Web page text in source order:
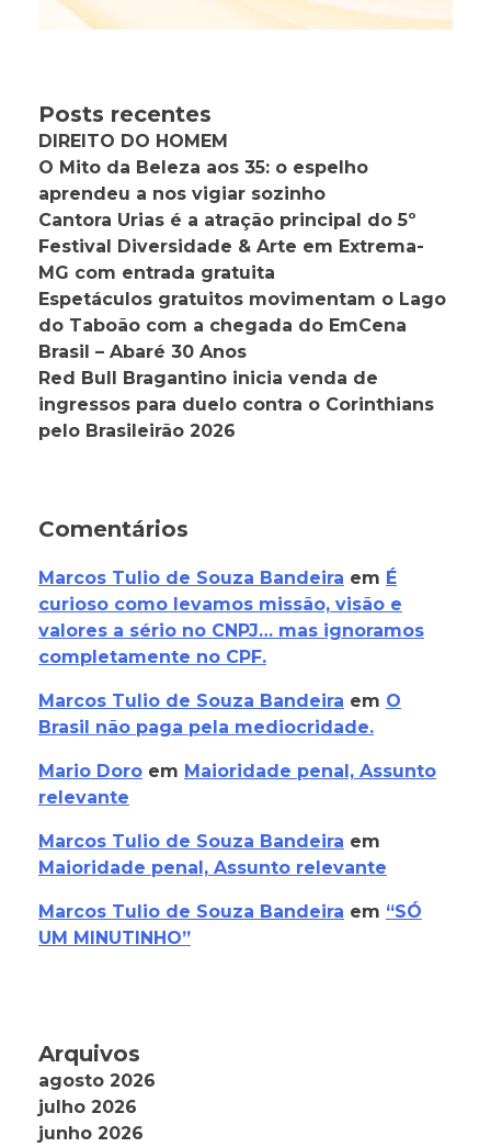
Posts recentes
DIREITO DO HOMEM
O Mito da Beleza aos 35: o espelho
aprendeu a nos vigiar sozinho
Cantora Urias é a atração principal do 5º
Festival Diversidade & Arte em Extrema-
MG com entrada gratuita
Espetáculos gratuitos movimentam o Lago
do Taboão com a chegada do EmCena
Brasil – Abaré 30 Anos
Red Bull Bragantino inicia venda de
ingressos para duelo contra o Corinthians
pelo Brasileirão 2026
Comentários
Marcos Tulio de Souza Bandeira em É
curioso como levamos missão, visão e
valores a sério no CNPJ… mas ignoramos
completamente no CPF.
Marcos Tulio de Souza Bandeira em O
Brasil não paga pela mediocridade.
Mario Doro em Maioridade penal, Assunto
relevante
Marcos Tulio de Souza Bandeira em
Maioridade penal, Assunto relevante
Marcos Tulio de Souza Bandeira em “SÓ
UM MINUTINHO”
Arquivos
agosto 2026
julho 2026
junho 2026